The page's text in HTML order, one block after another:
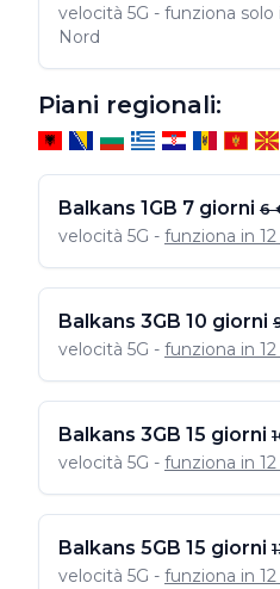
velocità 5G - funziona solo
Nord
Piani regionali:
Balkans 1GB 7 giorni 6
velocità 5G - funziona in 12
Balkans 3GB 10 giorni
velocità 5G - funziona in 12
Balkans 3GB 15 giorni
velocità 5G - funziona in 12
Balkans 5GB 15 giorni
velocità 5G - funziona in 12